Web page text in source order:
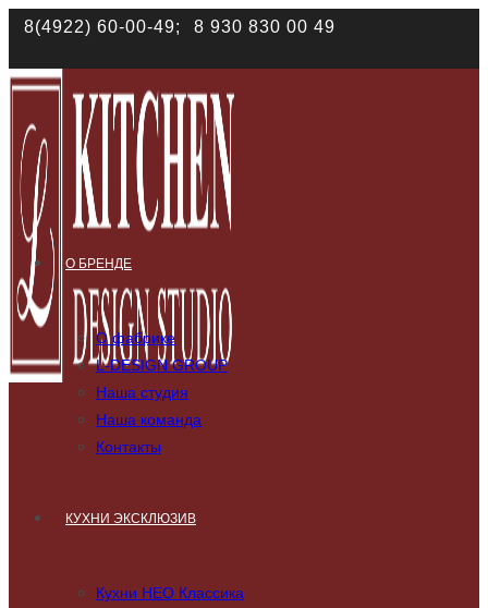
8(4922) 60-00-49; 8 930 830 00 49
О БРЕНДЕ
О фабрике
L-DESIGN GROUP
Наша студия
Наша команда
Контакты
КУХНИ ЭКСКЛЮЗИВ
Кухни НЕО Классика
Наш сайт использует файлы cookies. Продолжая им